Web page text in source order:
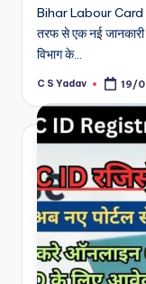
Bihar Labour Card
तरफ से एक नई जानकारी
विभाग के…
Posted
C S Yadav 19/